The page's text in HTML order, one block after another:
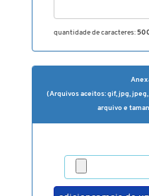
quantidade de caracteres:
(Arquivos aceitos: gif, jpg,
arquivo e